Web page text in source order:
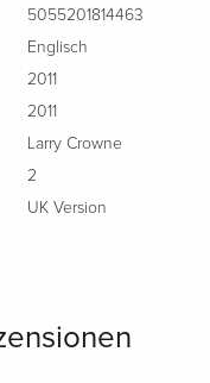
5055201814463
Englisch
2011
2011
Larry Crowne
2
UK Version